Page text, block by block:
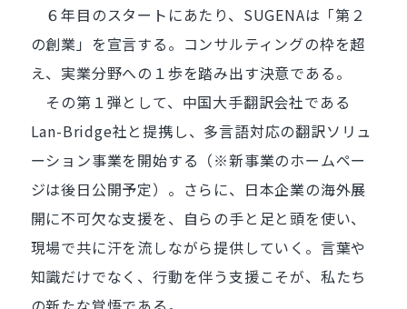
６年目のスタートにあたり、SUGENAは「第２
の創業」を宣言する。コンサルティングの枠を超
え、実業分野への１歩を踏み出す決意である。
その第１弾として、中国大手翻訳会社である
Lan-Bridge社と提携し、多言語対応の翻訳ソリュ
ーション事業を開始する（※新事業のホームペー
ジは後日公開予定）。さらに、日本企業の海外展
開に不可欠な支援を、自らの手と足と頭を使い、
現場で共に汗を流しながら提供していく。言葉や
知識だけでなく、行動を伴う支援こそが、私たち